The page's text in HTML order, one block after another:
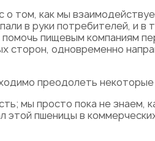
том, как мы
в руки потребителей, и
пищевым компаниям
одновременно
преодолеть
мы просто пока не знаем,
пшеницы в